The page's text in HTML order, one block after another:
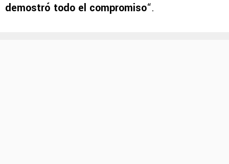
demostró todo el compromiso“.